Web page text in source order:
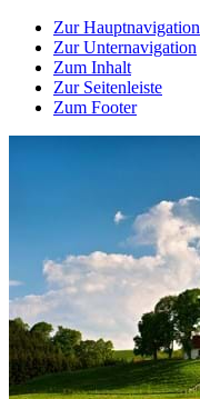
Zur Hauptnavigation
Zur Unternavigation
Zum Inhalt
Zur Seitenleiste
Zum Footer